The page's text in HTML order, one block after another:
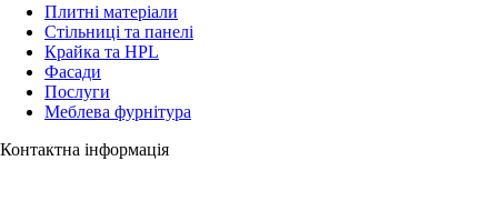
Плитні матеріали
Стільниці та панелі
Крайка та HPL
Фасади
Послуги
Меблева фурнітура
Контактна інформація